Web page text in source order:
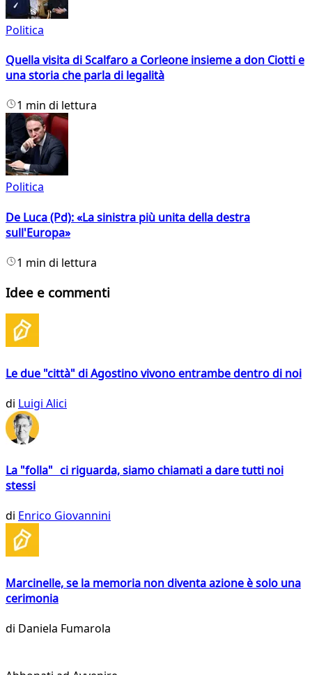
Politica
Quella visita di Scalfaro a Corleone insieme a don Ciotti e
una storia che parla di legalità
1 min di lettura
Politica
De Luca (Pd): «La sinistra più unita della destra
sull'Europa»
1 min di lettura
Idee e commenti
Le due "città" di Agostino vivono entrambe dentro di noi
di Luigi Alici
La "folla" ci riguarda, siamo chiamati a dare tutti noi
stessi
di Enrico Giovannini
Marcinelle, se la memoria non diventa azione è solo una
cerimonia
di Daniela Fumarola